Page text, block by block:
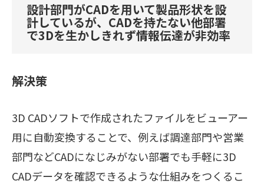
設計部門がCADを用いて製品形状を設
計しているが、CADを持たない他部署
で3Dを生かしきれず情報伝達が非効率
解決策
3D CADソフトで作成されたファイルをビューアー
用に自動変換することで、例えば調達部門や営業
部門などCADになじみがない部署でも手軽に3D
CADデータを確認できるような仕組みをつくるこ